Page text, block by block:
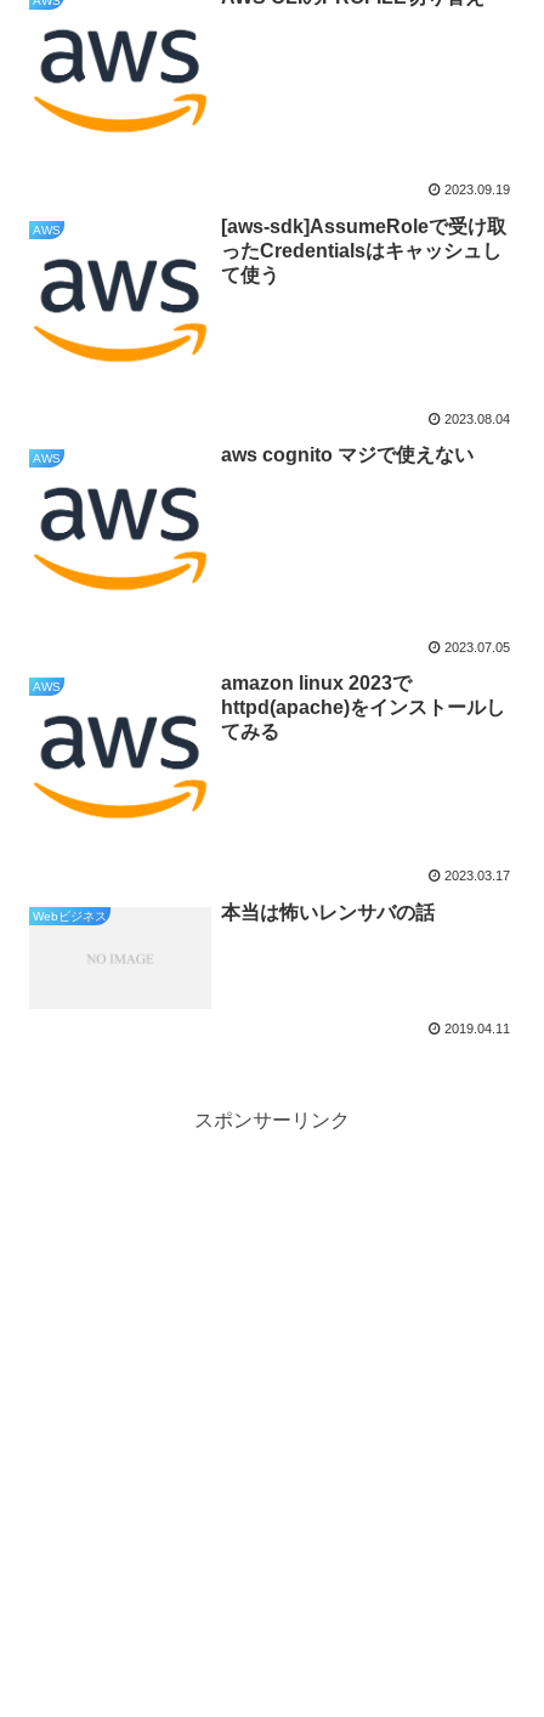
2023.09.19
AWS
[aws-sdk]AssumeRoleで受け取
ったCredentialsはキャッシュし
て使う
2023.08.04
AWS aws cognito マジで使えない
2023.07.05
AWS
amazon linux 2023で
httpd(apache)をインストールし
てみる
2023.03.17
Webビジネス 本当は怖いレンサバの話
2019.04.11
スポンサーリンク